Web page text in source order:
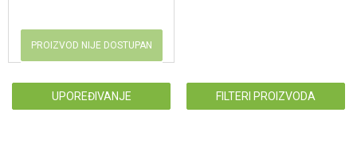
PROIZVOD NIJE DOSTUPAN
UPOREĐIVANJE FILTERI PROIZVODA